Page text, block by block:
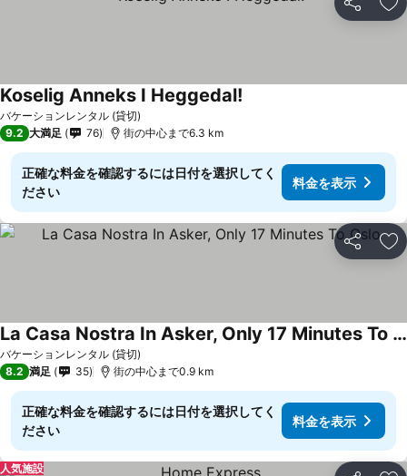
シェア お
バケーションレンタル (貸切)
Koselig Anneks I Heggedal!
9.2 大満足 76 街の中心まで6.3 km
正確な料金を確認するには日付を選択してく
ださい
料金を表示
シェア お
バケーションレンタル (貸切)
La Casa Nostra In Asker, Only 17 Minutes To Oslo
8.2 満足 35 街の中心まで0.9 km
正確な料金を確認するには日付を選択してく
ださい
料金を表示
人気施設